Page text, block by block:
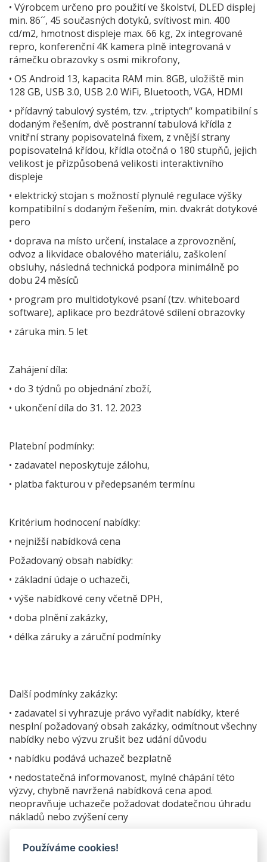
• Výrobcem určeno pro použití ve školství, DLED displej
min. 86´´, 45 současných dotyků, svítivost min. 400
cd/m2, hmotnost displeje max. 66 kg, 2x integrované
repro, konferenční 4K kamera plně integrovaná v
rámečku obrazovky s osmi mikrofony,
• OS Android 13, kapacita RAM min. 8GB, uložiště min
128 GB, USB 3.0, USB 2.0 WiFi, Bluetooth, VGA, HDMI
• přídavný tabulový systém, tzv. „triptych“ kompatibilní s
dodaným řešením, dvě postranní tabulová křídla z
vnitřní strany popisovatelná fixem, z vnější strany
popisovatelná křídou, křídla otočná o 180 stupňů, jejich
velikost je přizpůsobená velikosti interaktivního
displeje
• elektrický stojan s možností plynulé regulace výšky
kompatibilní s dodaným řešením, min. dvakrát dotykové
pero
• doprava na místo určení, instalace a zprovoznění,
odvoz a likvidace obalového materiálu, zaškolení
obsluhy, následná technická podpora minimálně po
dobu 24 měsíců
• program pro multidotykové psaní (tzv. whiteboard
software), aplikace pro bezdrátové sdílení obrazovky
• záruka min. 5 let
Zahájení díla:
• do 3 týdnů po objednání zboží,
• ukončení díla do 31. 12. 2023
Platební podmínky:
• zadavatel neposkytuje zálohu,
• platba fakturou v předepsaném termínu
Kritérium hodnocení nabídky:
• nejnižší nabídková cena
Požadovaný obsah nabídky:
• základní údaje o uchazeči,
• výše nabídkové ceny včetně DPH,
• doba plnění zakázky,
• délka záruky a záruční podmínky
Další podmínky zakázky:
• zadavatel si vyhrazuje právo vyřadit nabídky, které
nesplní požadovaný obsah zakázky, odmítnout všechny
nabídky nebo výzvu zrušit bez udání důvodu
• nabídku podává uchazeč bezplatně
• nedostatečná informovanost, mylné chápání této
výzvy, chybně navržená nabídková cena apod.
neopravňuje uchazeče požadovat dodatečnou úhradu
nákladů nebo zvýšení ceny
Používáme cookies!